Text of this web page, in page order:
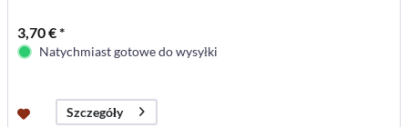
3,70 € *
Natychmiast gotowe do wysyłki
Szczegóły